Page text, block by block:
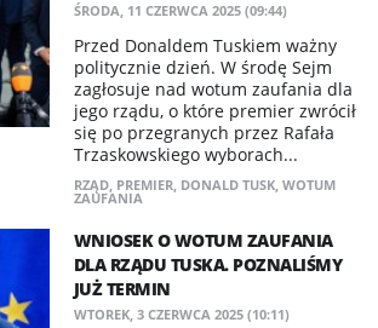
ŚRODA, 11 CZERWCA 2025 (09:44)
Przed Donaldem Tuskiem ważny
politycznie dzień. W środę Sejm
zagłosuje nad wotum zaufania dla
jego rządu, o które premier zwrócił
się po przegranych przez Rafała
Trzaskowskiego wyborach...
RZĄD, PREMIER, DONALD TUSK, WOTUM
ZAUFANIA
WNIOSEK O WOTUM ZAUFANIA
DLA RZĄDU TUSKA. POZNALIŚMY
JUŻ TERMIN
WTOREK, 3 CZERWCA 2025 (10:11)